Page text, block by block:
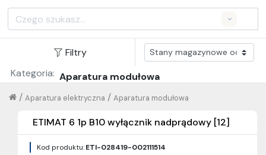
Search
Filtry
Kategoria: Aparatura modułowa
Aparatura modułowa
/
Aparatura elektryczna
/
ETIMAT 6 1p B10 wyłącznik nadprądowy [12]
Kod produktu:ETI-028419-002111514